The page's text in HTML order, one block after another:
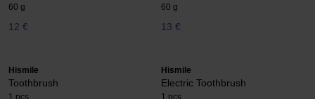
60 g
12 €
60 g
13 €
Hismile
Toothbrush
1 pcs
Hismile
Electric Toothbrush
1 pcs